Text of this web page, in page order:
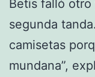
Betis falló
segunda
camisetas
mundana”,